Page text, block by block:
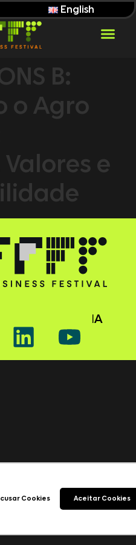
Cookies Aceitar Cookies
English
B:
o Agro
e
SOCIAL MEDIA